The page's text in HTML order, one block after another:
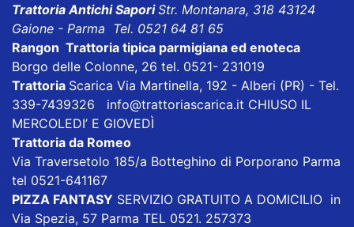
Trattoria Antichi SaporiStr. Montanara, 318 43124
Gaione - Parma Tel. 0521 64 81 65
Rangon Trattoria tipica parmigiana ed enoteca
Borgo delle Colonne, 26 tel. 0521- 231019
Trattoria Scarica Via Martinella, 192 - Alberi (PR) - Tel.
339-7439326 info@trattoriascarica.it CHIUSO IL
MERCOLEDI’ E GIOVEDÌ
Trattoria da Romeo
Via Traversetolo 185/a Botteghino di Porporano Parma
tel 0521-641167
PIZZA FANTASY SERVIZIO GRATUITO A DOMICILIO in
Via Spezia, 57 Parma TEL 0521. 257373